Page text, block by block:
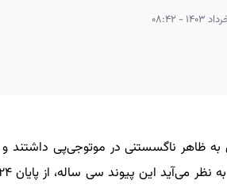
ظاهر ناگسستنی در موتوجی‌پی داشتند و